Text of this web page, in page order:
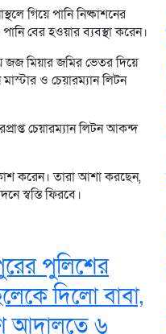
গিয়ে পানি নিষ্কাশনের
বের হওয়ার ব্যবস্থা করেন।
জজ মিয়ার জমির ভেতর দিয়ে
ও চেয়ারম্যান লিটন
চেয়ারম্যান লিটন আকন্দ
করেন। তারা আশা করছেন,
স্বস্তি ফিরবে।
পুলিশের
দিলো বাবা,
আদালতে ৬